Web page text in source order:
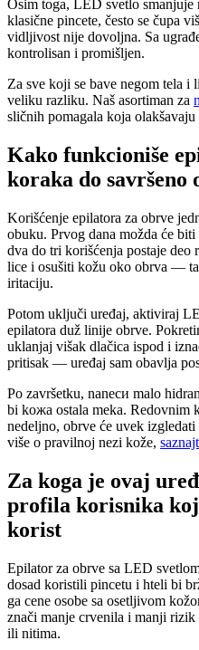
Osim toga, LED svetlo
klasične pincete, često se čupa
vidljivost nije dovoljna. Sa
kontrolisan i promišljen.
Za sve koji se bave negom tela i
veliku razliku. Naš asortiman za
sličnih pomagala koja
Kako funkcioniše
koraka do
Korišćenje epilatora za obrve
obuku. Prvog dana možda će
dva do tri korišćenja postaje deo
lice i osušiti kožu oko obrva —
iritaciju.
Potom uključi uređaj, aktiviraj
epilatora duž linije obrve.
uklanjaj višak dlačica ispod i
pritisak — uređaj sam obavlja
Po završetku, naneси malo
bi kожа ostala meka. Redovnim
nedeljno, obrve će uvek
više o pravilnoj nezi kože,
Za koga je ovaj
profila korisnika
korist
Epilator za obrve sa LED
dosad koristili pincetu i hteli bi
ga cene osobe sa osetljivom
znači manje crvenila i manji
ili nitima.